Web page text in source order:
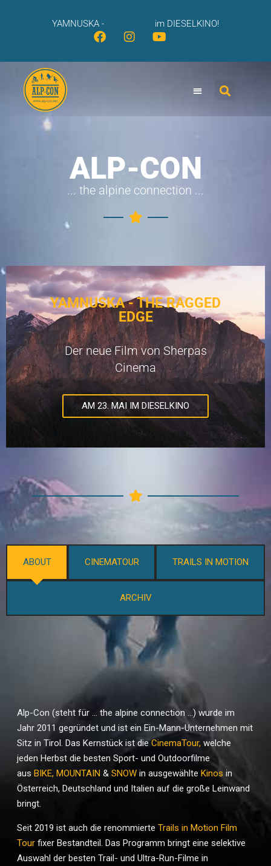
YAMNUSKA - im DIESELKINO!
ALP-CON
... the alpine connection ...
YAMNUSKA - THE RAGGED
EDGE
Der neue Film von Sherpas
Cinema
AM 23. MAI IM DIESELKINO
ABOUT CINEMATOUR TRAILS IN MOTION
ARCHIV
Alp-Con (steht für … the alpine connection …) wurde im
Jahr 2011 gegründet und ist ein Ein-Mann-Unternehmen mit
Sitz in Tirol. Das Kernstück ist dieCinemaTour, welche
jeden Herbst die besten Sport- und Outdoorfilme
aus BIKE, MOUNTAIN & SNOW in ausgewählte Kinos in
Österreich, Deutschland und Italien auf die große Leinwand
bringt.
Seit 2019 ist auch die renommierte Trails in Motion Film
Tour fixer Bestandteil. Das Programm bringt eine selektive
Auswahl der besten Trail- und Ultra-Run-Filme in